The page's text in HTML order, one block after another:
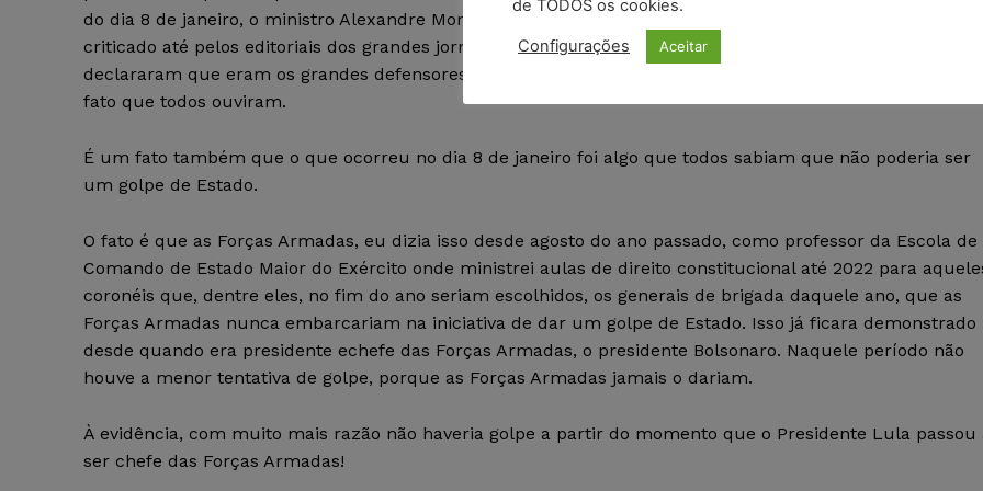
do dia 8 de janeiro, o ministro Alexandre Moraes e o presidente Lula, num discurso fora do contexto,
criticado até pelos editoriais dos grandes jornais, como a Folha de S. Paulo e o Estado de S. Paulo,
declararam que eram os grandes defensores da democracia e queriam o controle das redes sociais. É um
fato que todos ouviram.
É um fato também que o que ocorreu no dia 8 de janeiro foi algo que todos sabiam que não poderia ser
um golpe de Estado.
O fato é que as Forças Armadas, eu dizia isso desde agosto do ano passado, como professor da Escola de
Comando de Estado Maior do Exército onde ministrei aulas de direito constitucional até 2022 para
coronéis que, dentre eles, no fim do ano seriam escolhidos, os generais de brigada daquele ano, que as
Forças Armadas nunca embarcariam na iniciativa de dar um golpe de Estado. Isso já ficara demonstrado
desde quando era presidente echefe das Forças Armadas, o presidente Bolsonaro. Naquele período não
houve a menor tentativa de golpe, porque as Forças Armadas jamais o dariam.
À evidência, com muito mais razão não haveria golpe a partir do momento que o Presidente Lula passou
ser chefe das Forças Armadas!
de TODOS os cookies.
Configurações Aceitar